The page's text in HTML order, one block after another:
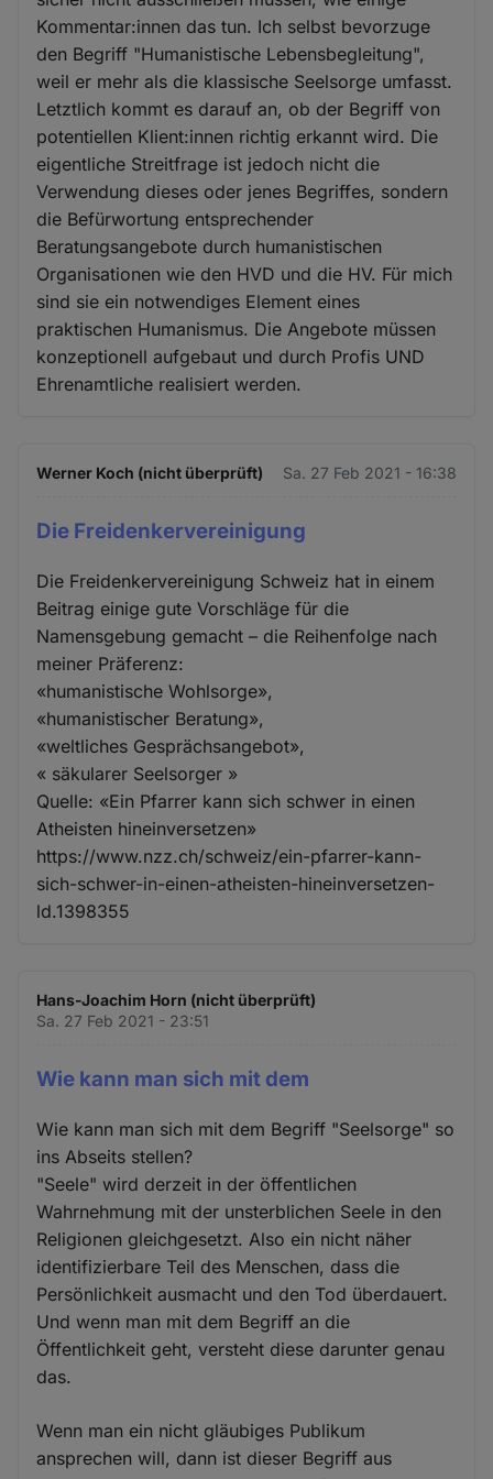
Kommentar:innen das tun. Ich selbst bevorzuge
den Begriff "Humanistische Lebensbegleitung",
weil er mehr als die klassische Seelsorge umfasst.
Letztlich kommt es darauf an, ob der Begriff von
potentiellen Klient:innen richtig erkannt wird. Die
eigentliche Streitfrage ist jedoch nicht die
Verwendung dieses oder jenes Begriffes, sondern
die Befürwortung entsprechender
Beratungsangebote durch humanistischen
Organisationen wie den HVD und die HV. Für mich
sind sie ein notwendiges Element eines
praktischen Humanismus. Die Angebote müssen
konzeptionell aufgebaut und durch Profis UND
Ehrenamtliche realisiert werden.
Werner Koch (nicht überprüft) Sa. 27 Feb 2021 - 16:38
Die Freidenkervereinigung
Die Freidenkervereinigung Schweiz hat in einem
Beitrag einige gute Vorschläge für die
Namensgebung gemacht – die Reihenfolge nach
meiner Präferenz:
«humanistische Wohlsorge»,
«humanistischer Beratung»,
«weltliches Gesprächsangebot»,
« säkularer Seelsorger »
Quelle: «Ein Pfarrer kann sich schwer in einen
Atheisten hineinversetzen»
https://www.nzz.ch/schweiz/ein-pfarrer-kann-
sich-schwer-in-einen-atheisten-hineinversetzen-
ld.1398355
Hans-Joachim Horn (nicht überprüft)
Sa. 27 Feb 2021 - 23:51
Wie kann man sich mit dem
Wie kann man sich mit dem Begriff "Seelsorge" so
ins Abseits stellen?
"Seele" wird derzeit in der öffentlichen
Wahrnehmung mit der unsterblichen Seele in den
Religionen gleichgesetzt. Also ein nicht näher
identifizierbare Teil des Menschen, dass die
Persönlichkeit ausmacht und den Tod überdauert.
Und wenn man mit dem Begriff an die
Öffentlichkeit geht, versteht diese darunter genau
das.
Wenn man ein nicht gläubiges Publikum
ansprechen will, dann ist dieser Begriff aus